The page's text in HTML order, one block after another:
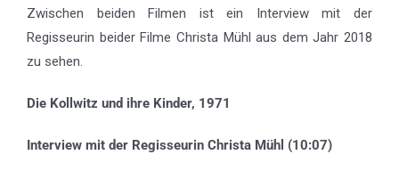
Zwischen beiden Filmen ist ein Interview mit der
Regisseurin beider Filme Christa Mühl aus dem Jahr 2018
zu sehen.
Die Kollwitz und ihre Kinder, 1971
Interview mit der Regisseurin Christa Mühl (10:07)